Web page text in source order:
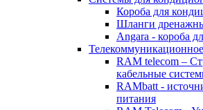
Короба для
Шланги
Angara - короба
RAM telecom –
кабельные
RAMbatt -
питания